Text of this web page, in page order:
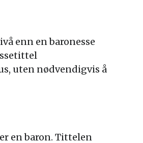
enn en baronesse
uten nødvendigvis å
en baron. Tittelen